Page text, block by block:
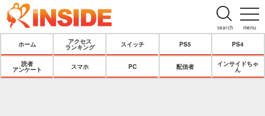
menu
search
ホーム
アクセス
ランキング
スイッチ PS5 PS4
読者
アンケート
スマホ PC 配信者
インサイドちゃ
ん